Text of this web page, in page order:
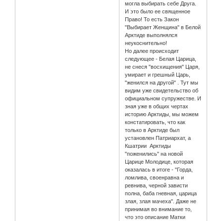
могла выбирать себе Друга.
И это было ее священное
Право! То есть Закон
"Выбирает Женщина" в Белой
Арктиде выполнялся
неукоснительно!
Но далее происходит
следующее - Белая Царица,
не снеся "восхищения" Царя,
умирает и грешный Царь,
"женился на другой" . Тут мы
видим уже свидетельство об
официальном супружестве. И
зная уже в общих чертах
историю Арктиды, мы можем
констатировать, что как
только в Арктиде был
установлен Патриархат, а
Кшатрии Арктиды
"поженились" на новой
Царице Молодице, которая
оказалась в итоге - "Горда,
ломлива, своенравна и
ревнива, черной зависти
полна, баба гневная, царица
злая, злая мачеха". Даже не
принимая во внимание то,
что это описание Матки